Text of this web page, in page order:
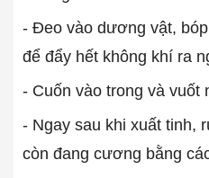
- Đeo vào dương vật,
để đẩy hết không khí ra
- Cuốn vào trong và vuốt
- Ngay sau khi xuất tinh,
còn đang cương bằng